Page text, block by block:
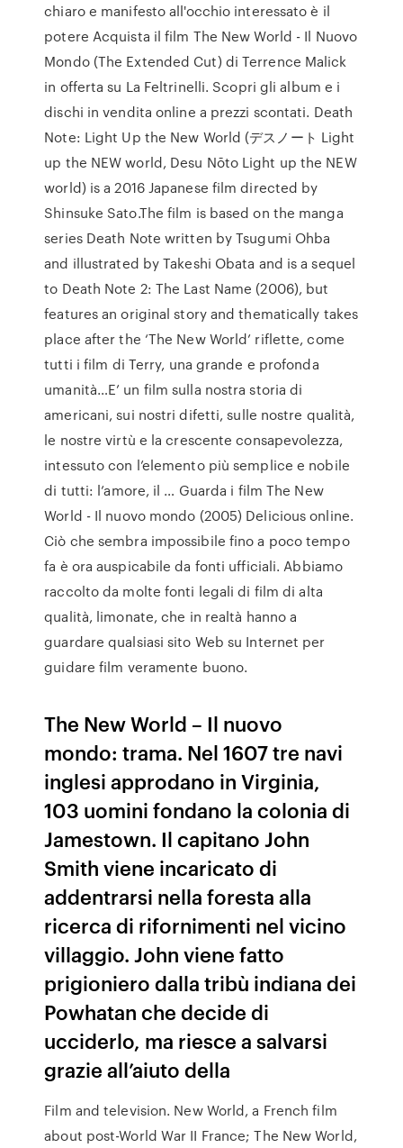
chiaro e manifesto all'occhio interessato è il
potere Acquista il film The New World - Il Nuovo
Mondo (The Extended Cut) di Terrence Malick
in offerta su La Feltrinelli. Scopri gli album e i
dischi in vendita online a prezzi scontati. Death
Note: Light Up the New World (デスノート Light
up the NEW world, Desu Nōto Light up the NEW
world) is a 2016 Japanese film directed by
Shinsuke Sato.The film is based on the manga
series Death Note written by Tsugumi Ohba
and illustrated by Takeshi Obata and is a sequel
to Death Note 2: The Last Name (2006), but
features an original story and thematically takes
place after the ‘The New World’ riflette, come
tutti i film di Terry, una grande e profonda
umanità…E’ un film sulla nostra storia di
americani, sui nostri difetti, sulle nostre qualità,
le nostre virtù e la crescente consapevolezza,
intessuto con l’elemento più semplice e nobile
di tutti: l’amore, il … Guarda i film The New
World - Il nuovo mondo (2005) Delicious online.
Ciò che sembra impossibile fino a poco tempo
fa è ora auspicabile da fonti ufficiali. Abbiamo
raccolto da molte fonti legali di film di alta
qualità, limonate, che in realtà hanno a
guardare qualsiasi sito Web su Internet per
guidare film veramente buono.
The New World – Il nuovo
mondo: trama. Nel 1607 tre navi
inglesi approdano in Virginia,
103 uomini fondano la colonia di
Jamestown. Il capitano John
Smith viene incaricato di
addentrarsi nella foresta alla
ricerca di rifornimenti nel vicino
villaggio. John viene fatto
prigioniero dalla tribù indiana dei
Powhatan che decide di
ucciderlo, ma riesce a salvarsi
grazie all’aiuto della
Film and television. New World, a French film
about post-World War II France; The New World,